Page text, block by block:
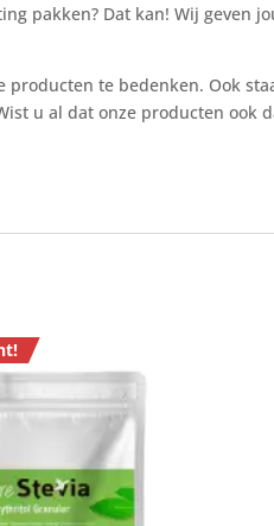
pakken? Dat kan! Wij geven
te bedenken. Ook
u al dat onze producten ook